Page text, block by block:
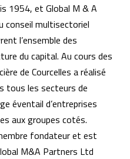
1954, et Global M & A
conseil multisectoriel
l’ensemble des
du capital. Au cours des
de Courcelles a réalisé
tous les secteurs de
éventail d’entreprises
aux groupes cotés.
fondateur et est
M&A Partners Ltd